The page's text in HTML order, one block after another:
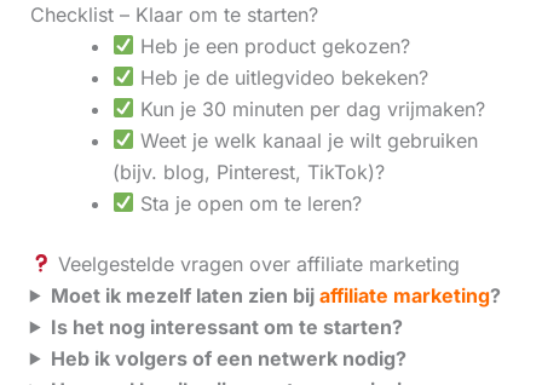
Checklist – Klaar om te starten?
Heb je een product gekozen?
Heb je de uitlegvideo bekeken?
Kun je 30 minuten per dag vrijmaken?
Weet je welk kanaal je wilt gebruiken
(bijv. blog, Pinterest, TikTok)?
Sta je open om te leren?
Veelgestelde vragen over affiliate marketing
Moet ik mezelf laten zien bij affiliate marketing?
Is het nog interessant om te starten?
Heb ik volgers of een netwerk nodig?